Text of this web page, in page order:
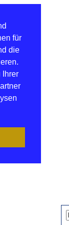
für
die
Ihrer